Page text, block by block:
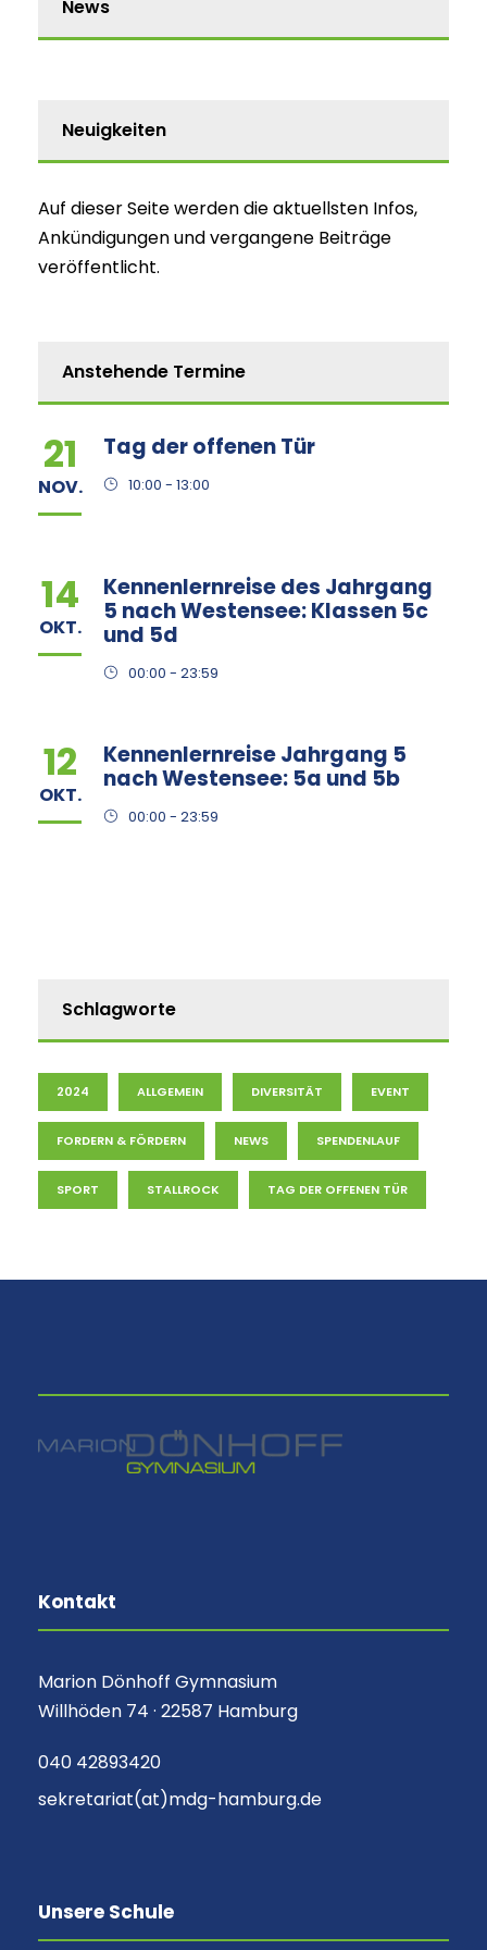
News
Neuigkeiten
Auf dieser Seite werden die aktuellsten Infos,
Ankündigungen und vergangene Beiträge
veröffentlicht.
Anstehende Termine
21
NOV.
Tag der offenen Tür
10:00 - 13:00
14
OKT.
Kennenlernreise des Jahrgang
5 nach Westensee: Klassen 5c
und 5d
00:00 - 23:59
12
OKT.
Kennenlernreise Jahrgang 5
nach Westensee: 5a und 5b
00:00 - 23:59
Schlagworte
2024 ALLGEMEIN DIVERSITÄT EVENT
FORDERN & FÖRDERN NEWS SPENDENLAUF
SPORT STALLROCK TAG DER OFFENEN TÜR
Kontakt
Marion Dönhoff Gymnasium
Willhöden 74 · 22587 Hamburg
040 42893420
sekretariat(at)mdg-hamburg.de
Unsere Schule